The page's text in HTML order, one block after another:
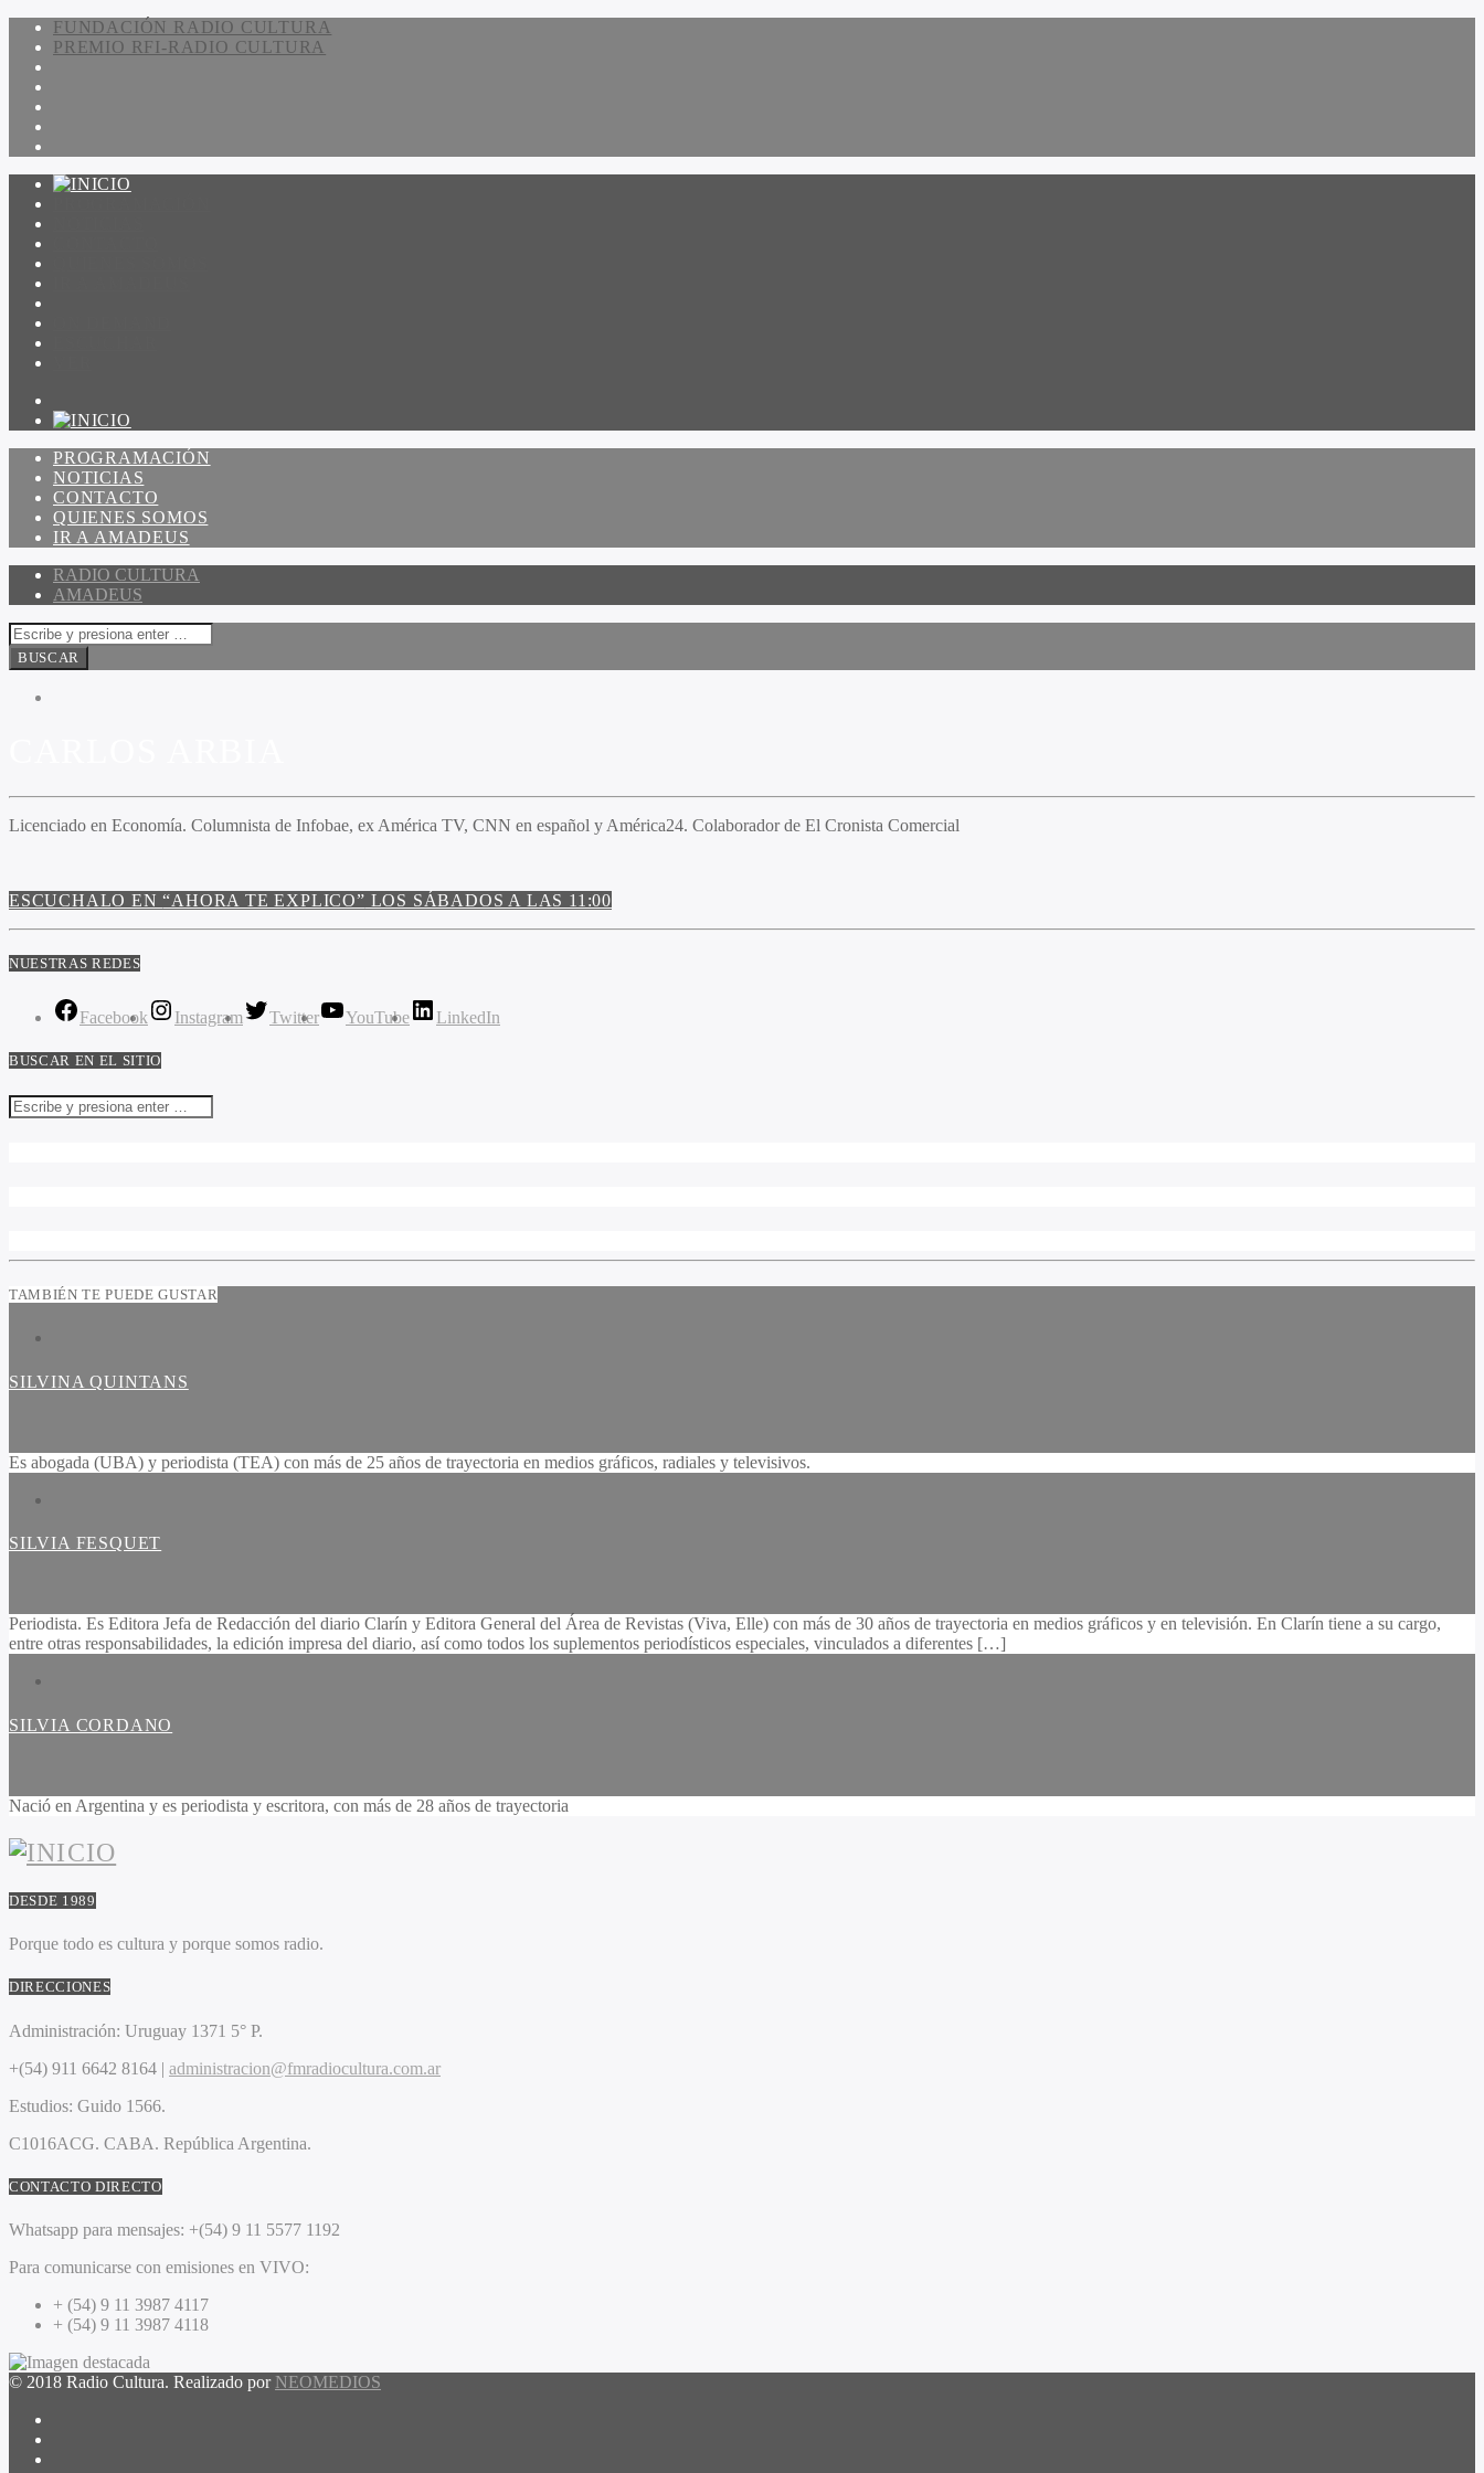
FUNDACIÓN RADIO CULTURA
PREMIO RFI-RADIO CULTURA
PROGRAMACIÓN
NOTICIAS
CONTACTO
QUIENES SOMOS
IR A AMADEUS
RADIO CULTURA
AMADEUS
Licenciado en Economía. Columnista de Infobae, ex América TV, CNN en español y América24. Colaborador de El Cronista Comercial
ESCUCHALO EN“AHORA TE EXPLICO” LOS SÁBADOS A LAS 11:00
NUESTRAS REDES
Facebook Instagram Twitter YouTube LinkedIn
BUSCAR EN EL SITIO
TAMBIÉN TE PUEDE GUSTAR
SILVINA QUINTANS
Es abogada (UBA) y periodista (TEA) con más de 25 años de trayectoria en medios gráficos, radiales y televisivos.
SILVIA FESQUET
Periodista. Es Editora Jefa de Redacción del diario Clarín y Editora General del Área de Revistas (Viva, Elle) con más de 30 años de trayectoria en medios gráficos y en televisión. En Clarín tiene a su cargo,
entre otras responsabilidades, la edición impresa del diario, así como todos los suplementos periodísticos especiales, vinculados a diferentes […]
SILVIA CORDANO
Nació en Argentina y es periodista y escritora, con más de 28 años de trayectoria
DESDE 1989
Porque todo es cultura y porque somos radio.
DIRECCIONES
Administración: Uruguay 1371 5° P.
+(54) 911 6642 8164 | administracion@fmradiocultura.com.ar
Estudios: Guido 1566.
C1016ACG. CABA. República Argentina.
CONTACTO DIRECTO
Whatsapp para mensajes: +(54) 9 11 5577 1192
Para comunicarse con emisiones en VIVO:
+ (54) 9 11 3987 4117
+ (54) 9 11 3987 4118
© 2018 Radio Cultura. Realizado por NEOMEDIOS